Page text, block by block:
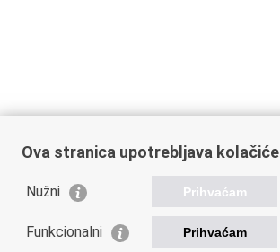
Ova stranica upotrebljava kolačiće
Nužni Prihvaćam
Funkcionalni Prihvaćam